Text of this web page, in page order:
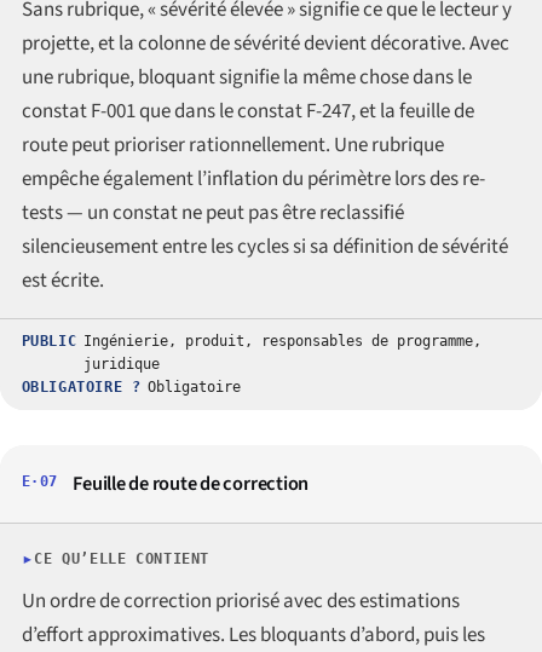
Sans rubrique, « sévérité élevée » signifie ce que le lecteur y
projette, et la colonne de sévérité devient décorative. Avec
une rubrique, bloquant signifie la même chose dans le
constat F-001 que dans le constat F-247, et la feuille de
route peut prioriser rationnellement. Une rubrique
empêche également l’inflation du périmètre lors des re-
tests — un constat ne peut pas être reclassifié
silencieusement entre les cycles si sa définition de sévérité
est écrite.
PUBLIC Ingénierie, produit, responsables de programme,
juridique
OBLIGATOIRE ? Obligatoire
E·07 Feuille de route de correction
CE QU’ELLE CONTIENT
Un ordre de correction priorisé avec des estimations
d’effort approximatives. Les bloquants d’abord, puis les